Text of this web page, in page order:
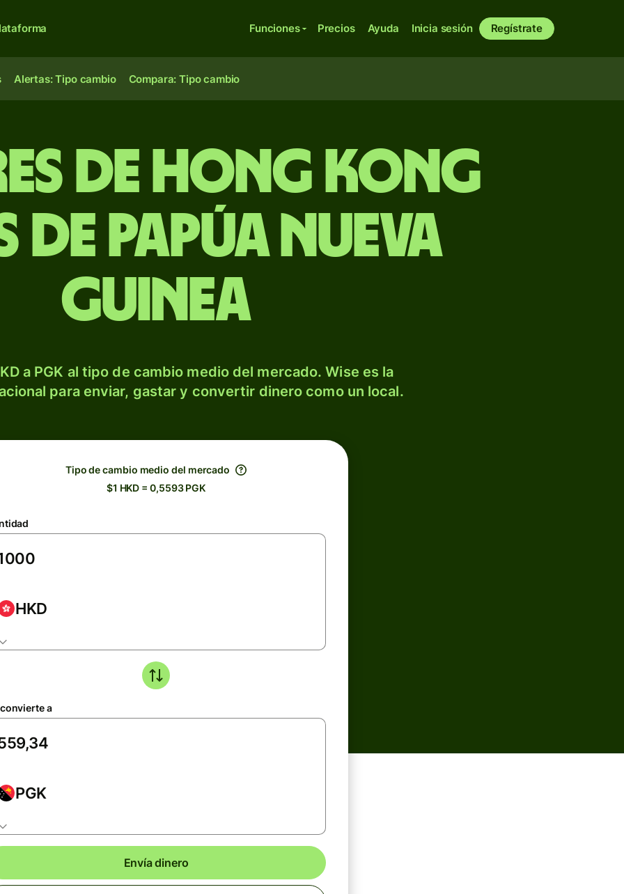
Funciones Precios Ayuda Inicia sesión Regístrate
Alertas: Tipo cambio Compara: Tipo cambio
de Hong Kong
de Papúa Nueva
Guinea
a PGK al tipo de cambio medio del mercado. Wise es la
para enviar, gastar y convertir dinero como un local.
Tipo de cambio medio del mercado
$1 HKD = 0,5593 PGK
HKD
a
PGK
Envía dinero